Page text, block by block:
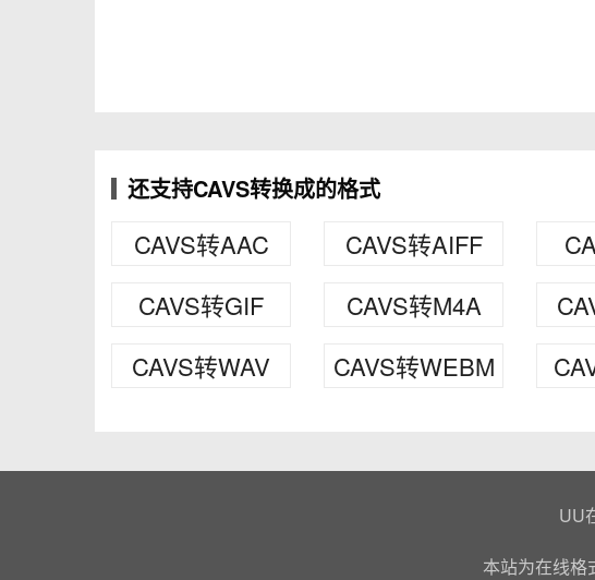
还支持CAVS转换成的格式
CAVS转AAC CAVS转AIFF
CAVS转GIF
CAVS转M4A
CAVS转WAV
CAVS转WEBM
UU
本站为在线格